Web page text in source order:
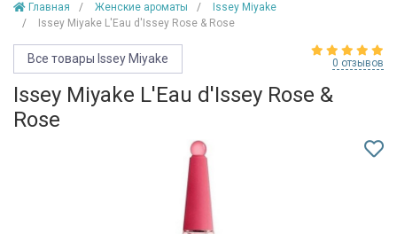
Главная Женские ароматы
Issey Miyake
Issey Miyake L'Eau d'Issey Rose & Rose
Все товары Issey Miyake 0 отзывов
Issey Miyake L'Eau d'Issey Rose &
Rose